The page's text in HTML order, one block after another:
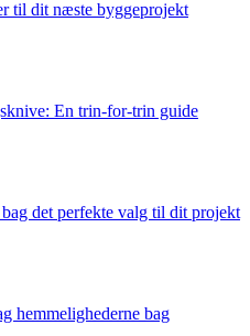
til dit næste byggeprojekt
En trin-for-trin guide
det perfekte valg til dit projekt
hemmelighederne bag